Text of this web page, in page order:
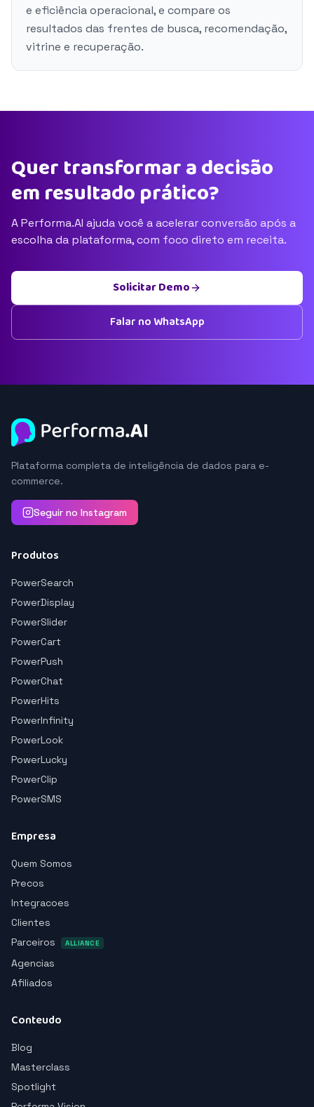
e eficiência operacional, e compare os
resultados das frentes de busca, recomendação,
vitrine e recuperação.
Quer transformar a decisão
em resultado prático?
A Performa.AI ajuda você a acelerar conversão após a
escolha da plataforma, com foco direto em receita.
Solicitar Demo
Falar no WhatsApp
Plataforma completa de inteligência de dados para e-
commerce.
Seguir no Instagram
Produtos
PowerSearch
PowerDisplay
PowerSlider
PowerCart
PowerPush
PowerChat
PowerHits
PowerInfinity
PowerLook
PowerLucky
PowerClip
PowerSMS
Empresa
Quem Somos
Precos
Integracoes
Clientes
Parceiros
ALLIANCE
Agencias
Afiliados
Conteudo
Blog
Masterclass
Spotlight